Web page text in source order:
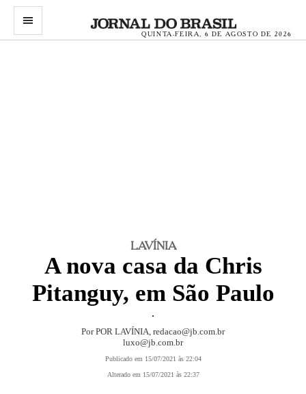
menu
QUINTA-FEIRA, 6 DE AGOSTO DE 2026
LAVÍNIA
A nova casa da Chris
Pitanguy, em São Paulo
.
Por POR LAVÍNIA, redacao@jb.com.br
luxo@jb.com.br
Publicado em 15/07/2021 às 22:04
Alterado em 15/07/2021 às 22:37